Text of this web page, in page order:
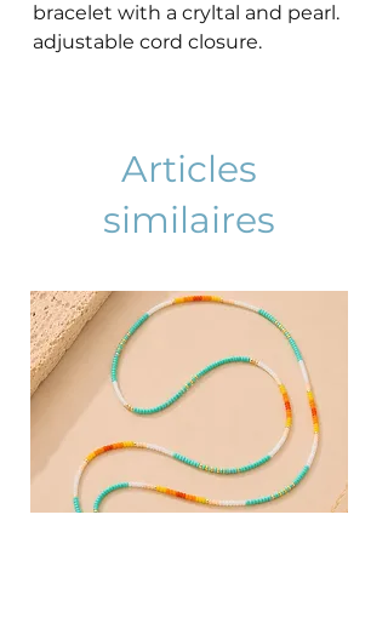
bracelet with a cryltal and pearl.
adjustable cord closure.
Articles
similaires